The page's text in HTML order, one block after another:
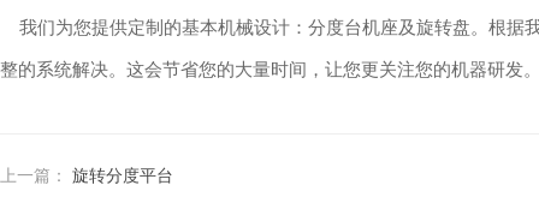
我们为您提供定制的基本机械设计：分度台机座及旋转盘。根据
整的系统解决。这会节省您的大量时间，让您更关注您的机器研发
上一篇： 旋转分度平台